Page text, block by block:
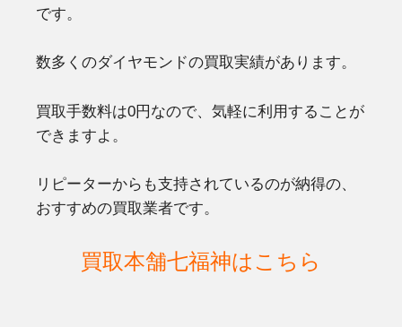
です。
数多くのダイヤモンドの買取実績があります。
買取手数料は0円なので、気軽に利用することが
できますよ。
リピーターからも支持されているのが納得の、
おすすめの買取業者です。
買取本舗七福神はこちら